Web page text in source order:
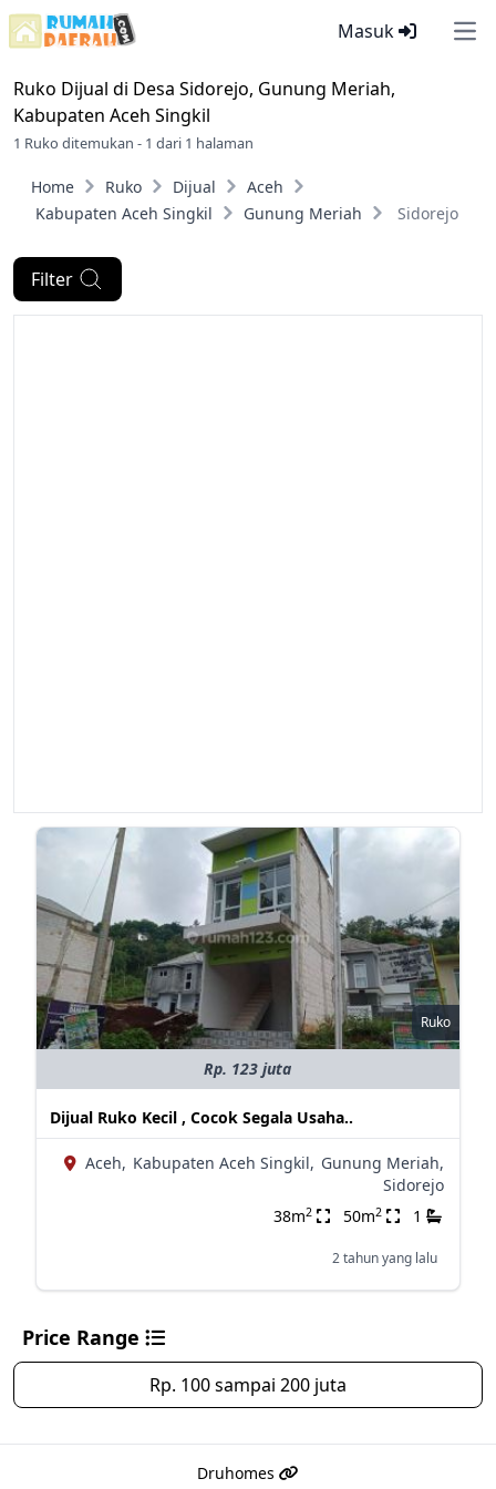
Masuk
Ruko Dijual di Desa Sidorejo, Gunung Meriah,
Kabupaten Aceh Singkil
1 Ruko ditemukan - 1 dari 1 halaman
Home Ruko Dijual
Aceh
Kabupaten Aceh Singkil
Gunung Meriah Sidorejo
Filter
Ruko
Rp. 123 juta
Dijual Ruko Kecil , Cocok Segala Usaha..
Aceh, Kabupaten Aceh Singkil, Gunung Meriah,
Sidorejo
38m2 50m2 1
2 tahun yang lalu
Price Range
Rp. 100 sampai 200 juta
Druhomes